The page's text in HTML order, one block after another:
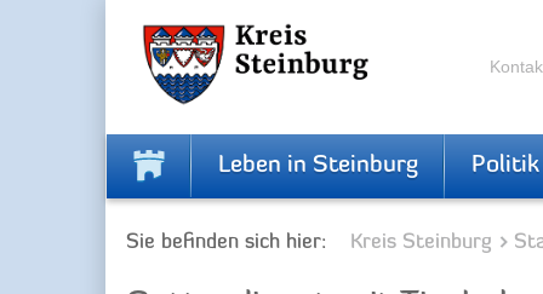
Leben in Steinburg Politik
Sie befinden sich hier: Kreis Steinburg